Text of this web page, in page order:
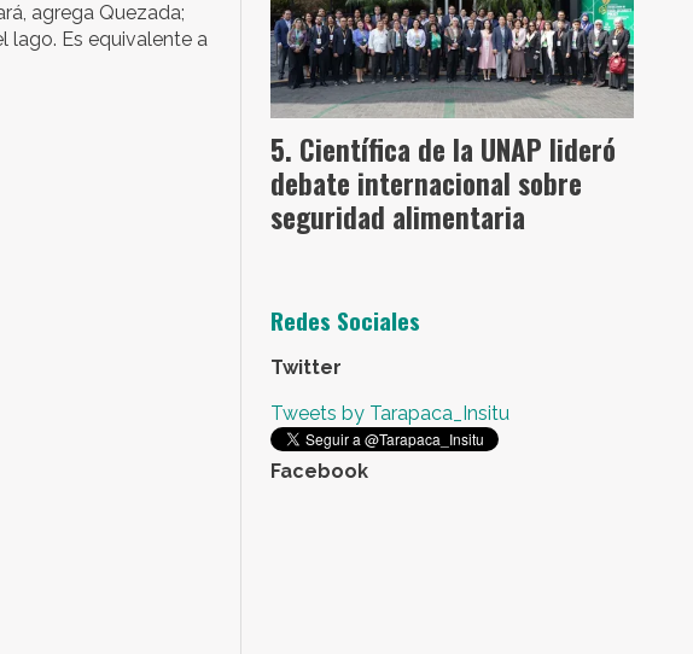
agrega Quezada;
lago. Es equivalente a
Científica de la UNAP lideró
debate internacional sobre
seguridad alimentaria
Redes Sociales
Twitter
Tweets by Tarapaca_Insitu
Facebook